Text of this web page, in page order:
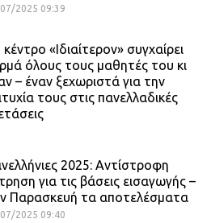
2025 09:39
«Ιδιαίτερον» συγχαίρει
όλους τους μαθητές του κι
– έναν ξεχωριστά για την
τους στις πανελλαδικές
2025: Αντίστροφη
για τις βάσεις εισαγωγής –
Παρασκευή τα αποτελέσματα
2025 09:40